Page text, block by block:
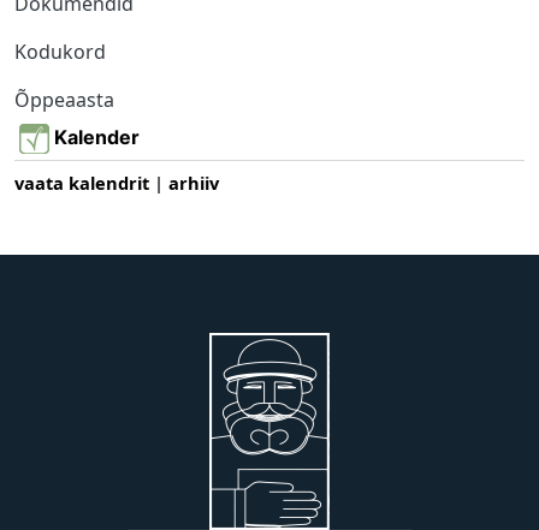
Kodukord
Õppeaasta
Kalender
vaata kalendrit | arhiiv